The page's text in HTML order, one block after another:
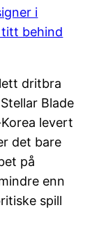
dritbra
Blade
levert
det bare
på
enn
spill